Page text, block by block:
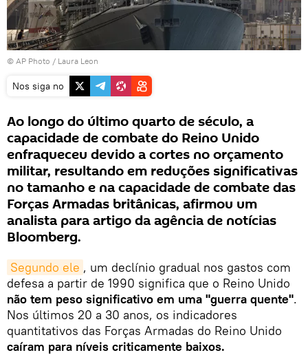
© AP Photo / Laura Leon
Nos siga no
Ao longo do último quarto de século, a
capacidade de combate do Reino Unido
enfraqueceu devido a cortes no orçamento
militar, resultando em reduções significativas
no tamanho e na capacidade de combate das
Forças Armadas britânicas, afirmou um
analista para artigo da agência de notícias
Bloomberg.
Segundo ele , um declínio gradual nos gastos com
defesa a partir de 1990 significa que o Reino Unido
não tem peso significativo em uma "guerra quente".
Nos últimos 20 a 30 anos, os indicadores
quantitativos das Forças Armadas do Reino Unido
caíram para níveis criticamente baixos.